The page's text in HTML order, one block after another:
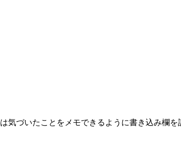
づいたことをメモできるように書き込み欄